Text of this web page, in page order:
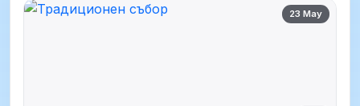
23 May